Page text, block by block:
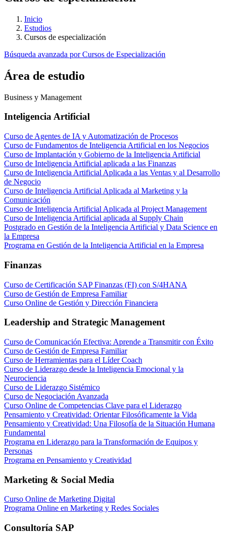
Inicio
Estudios
Cursos de especialización
Búsqueda avanzada por Cursos de Especialización
Área de estudio
Business y Management
Inteligencia Artificial
Curso de Agentes de IA y Automatización de Procesos
Curso de Fundamentos de Inteligencia Artificial en los Negocios
Curso de Implantación y Gobierno de la Inteligencia Artificial
Curso de Inteligencia Artificial aplicada a las Finanzas
Curso de Inteligencia Artificial Aplicada a las Ventas y al Desarrollo
de Negocio
Curso de Inteligencia Artificial Aplicada al Marketing y la
Comunicación
Curso de Inteligencia Artificial Aplicada al Project Management
Curso de Inteligencia Artificial aplicada al Supply Chain
Postgrado en Gestión de la Inteligencia Artificial y Data Science en
la Empresa
Programa en Gestión de la Inteligencia Artificial en la Empresa
Finanzas
Curso de Certificación SAP Finanzas (FI) con S/4HANA
Curso de Gestión de Empresa Familiar
Curso Online de Gestión y Dirección Financiera
Leadership and Strategic Management
Curso de Comunicación Efectiva: Aprende a Transmitir con Éxito
Curso de Gestión de Empresa Familiar
Curso de Herramientas para el Líder Coach
Curso de Liderazgo desde la Inteligencia Emocional y la
Neurociencia
Curso de Liderazgo Sistémico
Curso de Negociación Avanzada
Curso Online de Competencias Clave para el Liderazgo
Pensamiento y Creatividad: Orientar Filosóficamente la Vida
Pensamiento y Creatividad: Una Filosofía de la Situación Humana
Fundamental
Programa en Liderazgo para la Transformación de Equipos y
Personas
Programa en Pensamiento y Creatividad
Marketing & Social Media
Curso Online de Marketing Digital
Programa Online en Marketing y Redes Sociales
Consultoría SAP